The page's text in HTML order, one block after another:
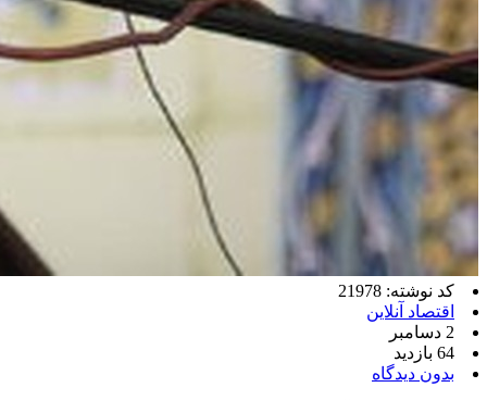
کد نوشته: 21978
اقتصاد آنلاین
2 دسامبر
64 بازدید
بدون دیدگاه